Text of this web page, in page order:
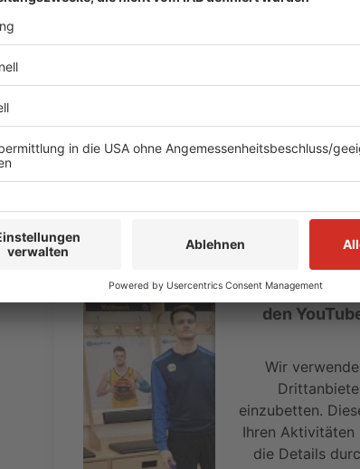
Doch auch die Kinder benötigen
Basketballverein ALBA Berlin hat deshalb
Kita- und Grundschulalter. Über eine
Wir benötigen
den
Wir
einzubetten.
Ihren Aktivitäten
die Details